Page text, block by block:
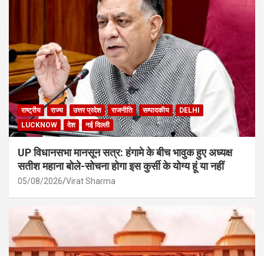
राष्ट्रीय राज्य उत्तर प्रदेश राजनीति सम्पादकीय
DELHI
LUCKNOW
देश नई दिल्ली
UP विधानसभा मानसून सत्र: हंगामे के बीच भावुक हुए अध्यक्ष
सतीश महाना बोले-सोचना होगा इस कुर्सी के योग्य हूं या नहीं
05/08/2026 Virat Sharma